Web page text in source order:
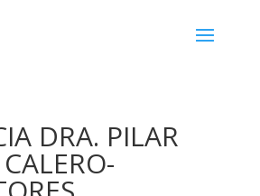
DRA. PILAR